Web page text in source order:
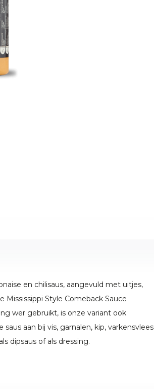
en chilisaus, aangevuld met uitjes,
Mississippi Style Comeback Sauce
wer gebruikt, is onze variant ook
aan bij vis, garnalen, kip, varkensvlees
dipsaus of als dressing.